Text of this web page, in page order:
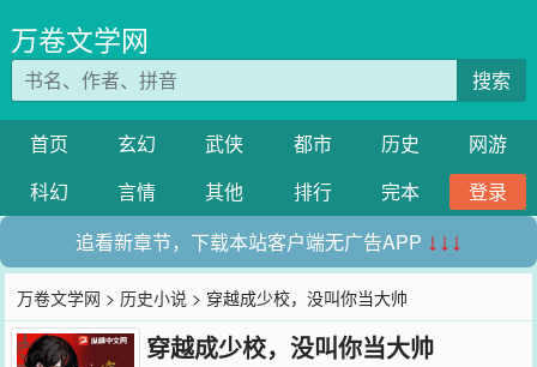
万卷文学网
搜索
首页 玄幻 武侠 都市 历史
网游
科幻
言情 其他 排行 完本
登录
追看新章节，下载本站客户端无广告APP ↓↓↓
万卷文学网 > 历史小说 > 穿越成少校，没叫你当大帅
穿越成少校，没叫你当大帅